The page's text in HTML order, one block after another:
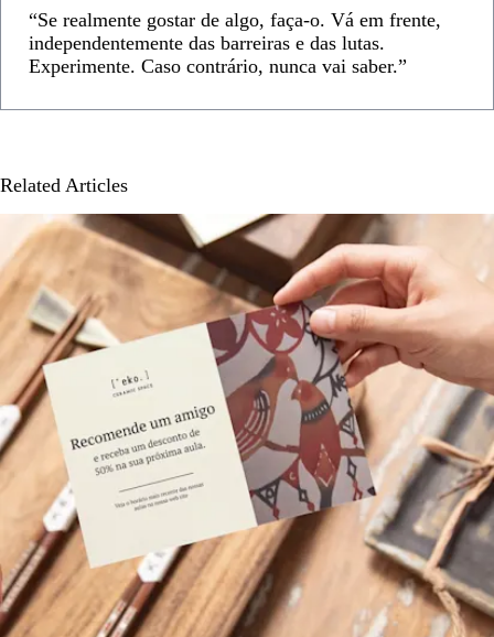
“Se realmente gostar de algo, faça-o. Vá em frente,
independentemente das barreiras e das lutas.
Experimente. Caso contrário, nunca vai saber.”
Related Articles